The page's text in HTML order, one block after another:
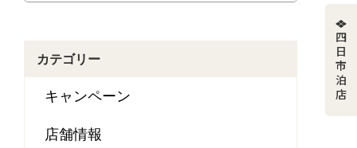
四日市泊店
カテゴリー
キャンペーン
店舗情報